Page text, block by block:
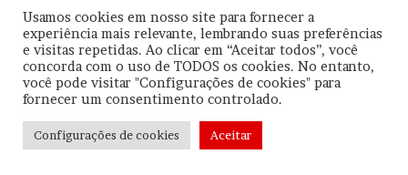
© Copyright2026, Todos os direitos reservados | |Termos de
Uso|Política de Privacidade| CNPJ: 57.671.561/0001-30 |
Orgulhosamente hospedado porBe Agência Digital
FacebookYouTube
Usamos cookies em nosso site para fornecer a
experiência mais relevante, lembrando suas preferências
e visitas repetidas. Ao clicar em “Aceitar todos”, você
concorda com o uso de TODOS os cookies. No entanto,
você pode visitar "Configurações de cookies" para
fornecer um consentimento controlado.
Configurações de cookies Aceitar